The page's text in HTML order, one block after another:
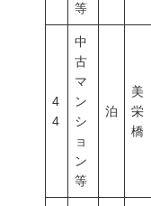
等
4
4
中
古
マ
ン
シ
ョ
ン
等
泊
美
栄
橋